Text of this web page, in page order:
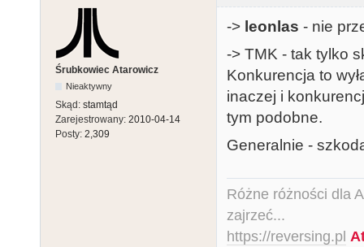
Śrubkowiec Atarowicz
Nieaktywny
Skąd: stamtąd
Zarejestrowany: 2010-04-14
Posty: 2,309
-> leonlas - nie
-> TMK - tak tylko
Konkurencja to
inaczej i
tym podobne.
Generalnie -
Różne różności dla
zajrzeć...
https://reversing.pl